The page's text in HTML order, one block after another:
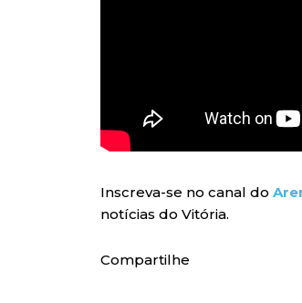
Inscreva-se no canal do
notícias do Vitória.
Compartilhe